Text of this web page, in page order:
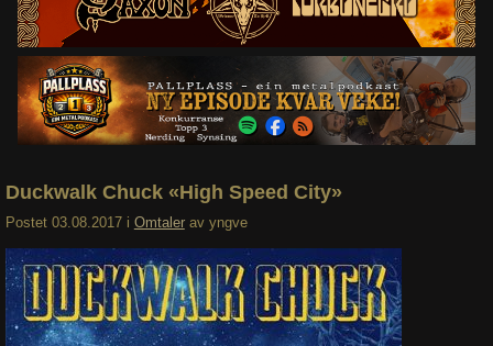
Intervjuer
Om oss
Abonner
Søk
Duckwalk Chuck «High Speed City»
Postet 03.08.2017 i Omtaler av yngve